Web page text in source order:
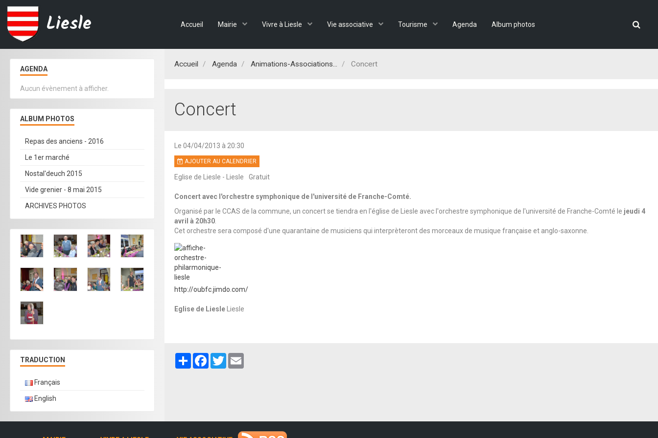
Liesle Accueil Mairie Vivre à Liesle Vie associative Tourisme Agenda Album photos
Accueil Agenda Animations-Associations... Concert
Concert
Le 04/04/2013 à 20:30
AJOUTER AU CALENDRIER
Eglise de Liesle - Liesle Gratuit
Concert avec l'orchestre symphonique de l'université de Franche-Comté.
Organisé par le CCAS de la commune, un concert se tiendra en l'église de Liesle avec l'orchestre symphonique de l'université de Franche-Comté le jeudi 4
avril à 20h30
Cet orchestre sera composé d'une quarantaine de musiciens qui interprèteront des morceaux de musique française et anglo-saxonne.
http://oubfc.jimdo.com/
Eglise de Liesle Liesle
PartagerFacebook
Twitter
AGENDA
Aucun évènement à afficher.
ALBUM PHOTOS
Repas des anciens - 2016
Le 1er marché
Nostal'deuch 2015
Vide grenier - 8 mai 2015
ARCHIVES PHOTOS
TRADUCTION
Français
English